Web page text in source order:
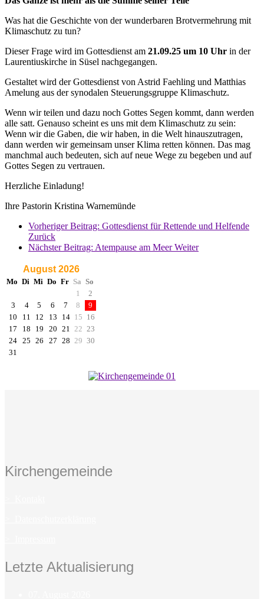
Was hat die Geschichte von der wunderbaren Brotvermehrung mit
Klimaschutz zu tun?
Dieser Frage wird im Gottesdienst am 21.09.25 um 10 Uhr in der
Laurentiuskirche in Süsel nachgegangen.
Gestaltet wird der Gottesdienst von Astrid Faehling und Matthias
Amelung aus der synodalen Steuerungsgruppe Klimaschutz.
Wenn wir teilen und dazu noch Gottes Segen kommt, dann werden
alle satt. Genauso scheint es uns mit dem Klimaschutz zu sein:
Wenn wir die Gaben, die wir haben, in die Welt hinauszutragen,
dann werden wir gemeinsam unser Klima retten können. Das mag
manchmal auch bedeuten, sich auf neue Wege zu begeben und auf
Gottes Segen zu vertrauen.
Herzliche Einladung!
Ihre Pastorin Kristina Warnemünde
Vorheriger Beitrag: Gottesdienst für Rettende und Helfende
Zurück
Nächster Beitrag: Atempause am MeerWeiter
August 2026
Mo Di Mi Do Fr Sa So
1
2
3
4 5 6 7 8
9
10
11 12 13 14 15 16
17
18 19 20 21 22 23
24 25 26 27 28 29 30
31
Kirchengemeinde
Letzte Aktualisierung